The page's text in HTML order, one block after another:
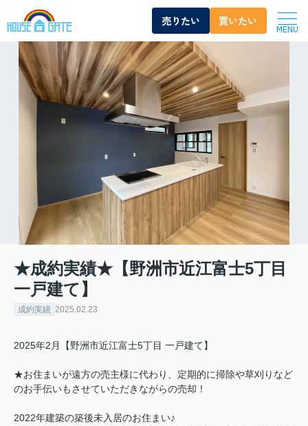
売りたい 買いたい
MENU
★成約実績★【野洲市近江富士5丁目
一戸建て】
成約実績 2025.02.23
2025年2月【野洲市近江富士5丁目 一戸建て】
★お住まいが遠方の売主様に代わり、定期的に掃除や草刈りなど
のお手伝いもさせていただきながらの売却！
2022年建築の築後未入居のお住まい♪